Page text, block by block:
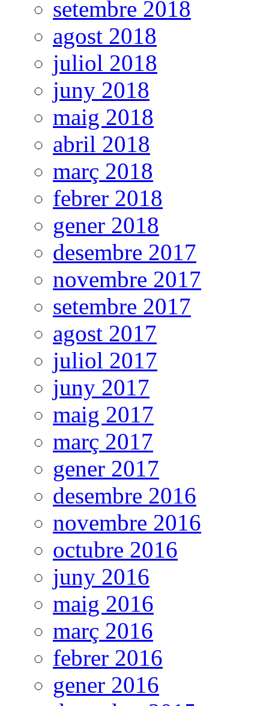
setembre 2018
agost 2018
juliol 2018
juny 2018
maig 2018
abril 2018
març 2018
febrer 2018
gener 2018
desembre 2017
novembre 2017
setembre 2017
agost 2017
juliol 2017
juny 2017
maig 2017
març 2017
gener 2017
desembre 2016
novembre 2016
octubre 2016
juny 2016
maig 2016
març 2016
febrer 2016
gener 2016